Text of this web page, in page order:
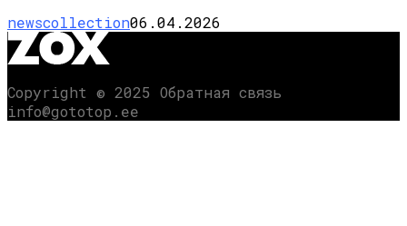
newscollection06.04.2026
Copyright © 2025 Обратная связь
info@gototop.ee